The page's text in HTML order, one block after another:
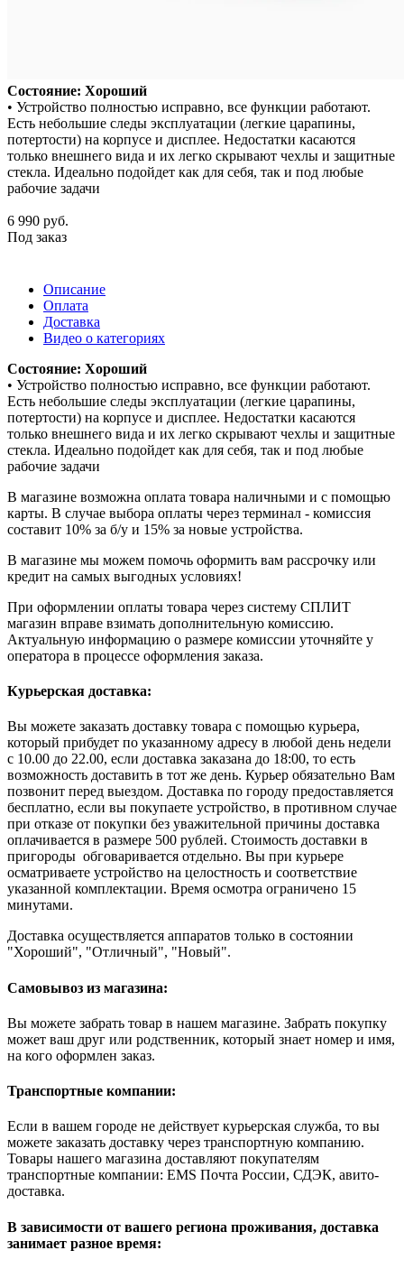
Состояние: Хороший
• Устройство полностью исправно, все функции работают.
Есть небольшие следы эксплуатации (легкие царапины,
потертости) на корпусе и дисплее. Недостатки касаются
только внешнего вида и их легко скрывают чехлы и защитные
стекла. Идеально подойдет как для себя, так и под любые
рабочие задачи
6 990 руб.
Под заказ
Описание
Оплата
Доставка
Видео о категориях
Состояние: Хороший
• Устройство полностью исправно, все функции работают.
Есть небольшие следы эксплуатации (легкие царапины,
потертости) на корпусе и дисплее. Недостатки касаются
только внешнего вида и их легко скрывают чехлы и защитные
стекла. Идеально подойдет как для себя, так и под любые
рабочие задачи
В магазине возможна оплата товара наличными и с помощью
карты. В случае выбора оплаты через терминал - комиссия
составит 10% за б/у и 15% за новые устройства.
В магазине мы можем помочь оформить вам рассрочку или
кредит на самых выгодных условиях!
При оформлении оплаты товара через систему СПЛИТ
магазин вправе взимать дополнительную комиссию.
Актуальную информацию о размере комиссии уточняйте у
оператора в процессе оформления заказа.
Курьерская доставка:
Вы можете заказать доставку товара с помощью курьера,
который прибудет по указанному адресу в любой день недели
с 10.00 до 22.00, если доставка заказана до 18:00, то есть
возможность доставить в тот же день. Курьер обязательно Вам
позвонит перед выездом. Доставка по городу предоставляется
бесплатно, если вы покупаете устройство, в противном случае
при отказе от покупки без уважительной причины доставка
оплачивается в размере 500 рублей. Стоимость доставки в
пригороды обговаривается отдельно. Вы при курьере
осматриваете устройство на целостность и соответствие
указанной комплектации. Время осмотра ограничено 15
минутами.
Доставка осуществляется аппаратов только в состоянии
"Хороший", "Отличный", "Новый".
Самовывоз из магазина:
Вы можете забрать товар в нашем магазине. Забрать покупку
может ваш друг или родственник, который знает номер и имя,
на кого оформлен заказ.
Транспортные компании:
Если в вашем городе не действует курьерская служба, то вы
можете заказать доставку через транспортную компанию.
Товары нашего магазина доставляют покупателям
транспортные компании: EMS Почта России, СДЭК, авито-
доставка.
В зависимости от вашего региона проживания, доставка
занимает разное время: